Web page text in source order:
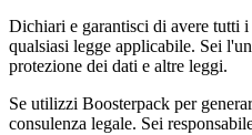
Dichiari e garantisci di avere tutti
qualsiasi legge applicabile. Sei
protezione dei dati e altre leggi.
Se utilizzi Boosterpack per
consulenza legale. Sei